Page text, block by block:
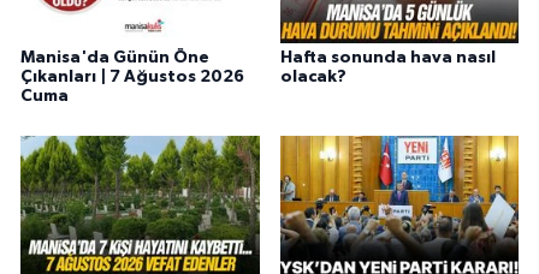
Manisa'da Günün Öne
Çıkanları | 7 Ağustos 2026
Cuma
Hafta sonunda hava nasıl
olacak?